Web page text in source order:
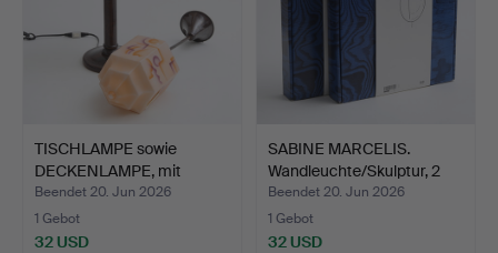
TISCHLAMPE sowie
DECKENLAMPE, mit
Glasschi…
Beendet 20. Jun 2026
1 Gebot
32 USD
SABINE MARCELIS.
Wandleuchte/Skulptur, 2
S…
Beendet 20. Jun 2026
1 Gebot
32 USD